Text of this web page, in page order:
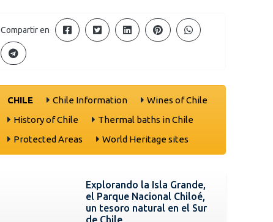
Compartir en
CHILE Chile Information
Wines of Chile
History of Chile
Thermal baths in Chile
Protected Areas
World Heritage sites
Explorando la Isla Grande,
el Parque Nacional Chiloé,
un tesoro natural en el Sur
de Chile